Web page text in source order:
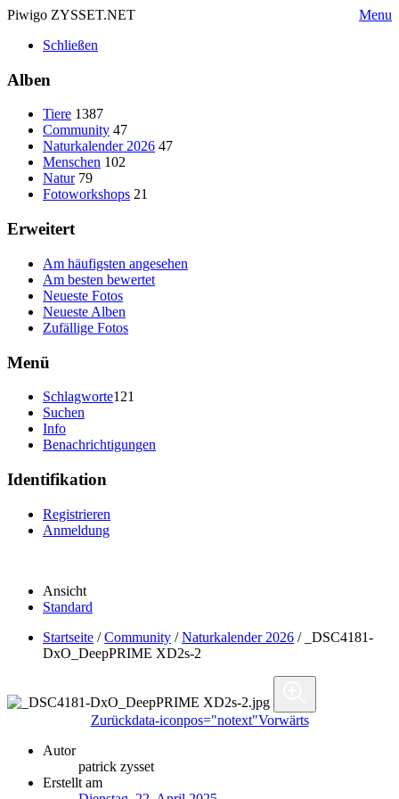
Piwigo ZYSSET.NET
Menu
Schließen
Alben
Tiere 1387
Community 47
Naturkalender 2026 47
Menschen 102
Natur 79
Fotoworkshops 21
Erweitert
Am häufigsten angesehen
Am besten bewertet
Neueste Fotos
Neueste Alben
Zufällige Fotos
Menü
Schlagworte121
Suchen
Info
Benachrichtigungen
Identifikation
Registrieren
Anmeldung
Ansicht
Standard
Startseite /Community /Naturkalender 2026 /
_DSC4181-
DxO_DeepPRIME XD2s-2
Zurückdata-iconpos="notext"Vorwärts
Autor
patrick zysset
Erstellt am